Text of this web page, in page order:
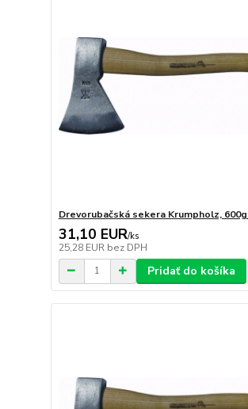
Drevorubačská sekera Krumpholz, 600g
31,10 EUR/ks
25,28 EUR bez DPH
Pridať do košíka